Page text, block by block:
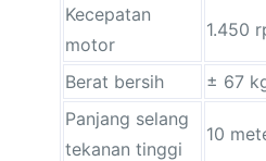
Kecepatan
motor
1.450
Berat bersih
± 67
Panjang selang
tekanan tinggi
10